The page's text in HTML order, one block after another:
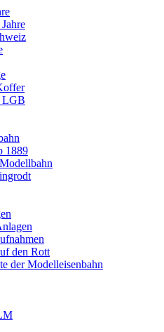
LGB
1889
den Rott
der Modelleisenbahn